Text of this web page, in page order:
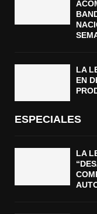
LA
EN
ESPECIALES
LA